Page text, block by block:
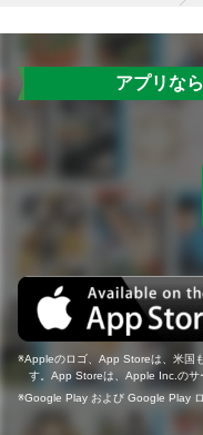
アプリな
Appleのロゴ、App Storeは、米国
す。App Storeは、Apple Inc.のサ
Google Play および Google Play